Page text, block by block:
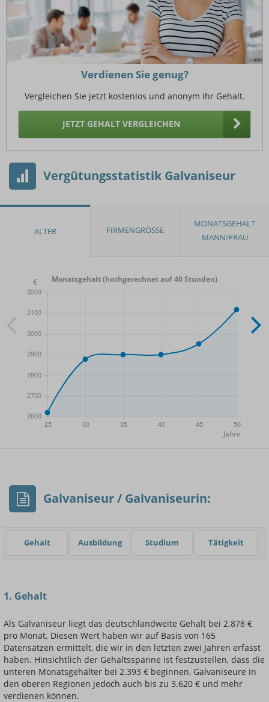
Verdienen Sie genug?
Vergleichen Sie jetzt kostenlos und anonym Ihr Gehalt.
JETZT GEHALT VERGLEICHEN
Vergütungsstatistik Galvaniseur
Monatsgehalt (hochgerechnet auf 40 Stunden)
Galvaniseur / Galvaniseurin:
Gehalt Ausbildung Studium Tätigkeit
1. Gehalt
Als Galvaniseur liegt das deutschlandweite Gehalt bei 2.878 €
pro Monat. Diesen Wert haben wir auf Basis von 165
Datensätzen ermittelt, die wir in den letzten zwei Jahren erfasst
haben. Hinsichtlich der Gehaltsspanne ist festzustellen, dass die
unteren Monatsgehälter bei 2.393 € beginnen, Galvaniseure in
den oberen Regionen jedoch auch bis zu 3.620 € und mehr
verdienen können.